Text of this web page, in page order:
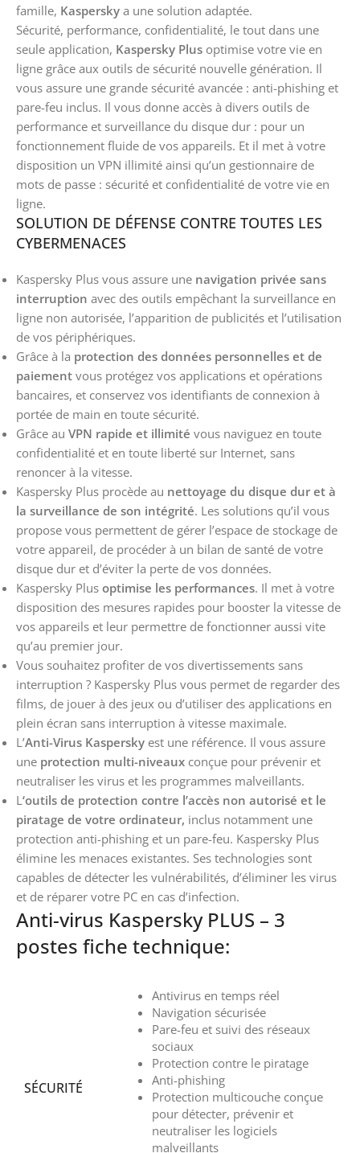
famille, Kaspersky a une solution adaptée.
Sécurité, performance, confidentialité, le tout dans une
seule application, Kaspersky Plus optimise votre vie en
ligne grâce aux outils de sécurité nouvelle génération. Il
vous assure une grande sécurité avancée : anti-phishing et
pare-feu inclus. Il vous donne accès à divers outils de
performance et surveillance du disque dur : pour un
fonctionnement fluide de vos appareils. Et il met à votre
disposition un VPN illimité ainsi qu’un gestionnaire de
mots de passe : sécurité et confidentialité de votre vie en
ligne.
SOLUTION DE DÉFENSE CONTRE TOUTES LES
CYBERMENACES
Kaspersky Plus vous assure une navigation privée sans
interruption avec des outils empêchant la surveillance en
ligne non autorisée, l’apparition de publicités et l’utilisation
de vos périphériques.
Grâce à la protection des données personnelles et de
paiement vous protégez vos applications et opérations
bancaires, et conservez vos identifiants de connexion à
portée de main en toute sécurité.
Grâce au VPN rapide et illimité vous naviguez en toute
confidentialité et en toute liberté sur Internet, sans
renoncer à la vitesse.
Kaspersky Plus procède au nettoyage du disque dur et à
la surveillance de son intégrité. Les solutions qu’il vous
propose vous permettent de gérer l’espace de stockage de
votre appareil, de procéder à un bilan de santé de votre
disque dur et d’éviter la perte de vos données.
Kaspersky Plus optimise les performances. Il met à votre
disposition des mesures rapides pour booster la vitesse de
vos appareils et leur permettre de fonctionner aussi vite
qu’au premier jour.
Vous souhaitez profiter de vos divertissements sans
interruption ? Kaspersky Plus vous permet de regarder des
films, de jouer à des jeux ou d’utiliser des applications en
plein écran sans interruption à vitesse maximale.
L’Anti-Virus Kaspersky est une référence. Il vous assure
une protection multi-niveaux conçue pour prévenir et
neutraliser les virus et les programmes malveillants.
L ‘outils de protection contre l’accès non autorisé et le
piratage de votre ordinateur, inclus notamment une
protection anti-phishing et un pare-feu. Kaspersky Plus
élimine les menaces existantes. Ses technologies sont
capables de détecter les vulnérabilités, d’éliminer les virus
et de réparer votre PC en cas d’infection.
Anti-virus Kaspersky PLUS – 3
postes fiche technique:
SÉCURITÉ
Antivirus en temps réel
Navigation sécurisée
Pare-feu et suivi des réseaux
sociaux
Protection contre le piratage
Anti-phishing
Protection multicouche conçue
pour détecter, prévenir et
neutraliser les logiciels
malveillants